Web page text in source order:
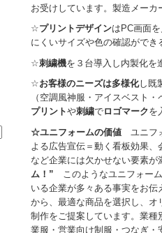
お受けしています。製造メー
☆プリントデザインはPC画面
にくいサイズや色の確認ができ
☆刺繍機を３台導入し内製化を
☆お客様のニーズは多様化し既
（空調風神服・アイスベスト
プリントや刺繍でロゴマークを
☆ユニフォームの価値 ユニフ
よる広告宣伝＝動く看板効果
など企業には欠かせない要素が
ム！” このようなユニフォー
いる企業が多々ある事実をお
から、最適な商品を選択し、
制作をご提案しています。業
業服・営業向け制服・つなぎ